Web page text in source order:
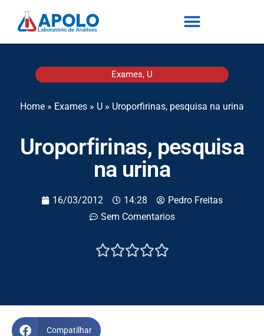
Exames, U
Home » Exames » U » Uroporfirinas, pesquisa na urina
Uroporfirinas, pesquisa
na urina
16/03/2012 14:28
Pedro Freitas
Sem Comentarios

Compatilhar